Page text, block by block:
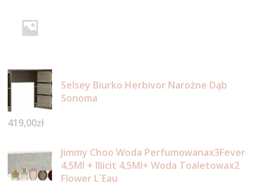
Selsey Biurko Herbivor Narożne Dąb
Sonoma
419,00zł
Jimmy Choo Woda Perfumowanax3Fever
4,5Ml + Illicit 4,5Ml+ Woda Toaletowax2
Flower L`Eau